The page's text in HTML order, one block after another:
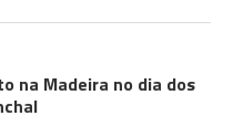
na Madeira no dia dos